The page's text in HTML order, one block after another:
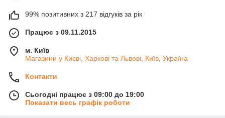
99% позитивних з 217 відгуків за рік
Працює з 09.11.2015
м. Київ
Магазини у Києві, Харкові та Львові, Київ, Україна
Контакти
Сьогодні працює з 09:00 до 19:00
Показати весь графік роботи